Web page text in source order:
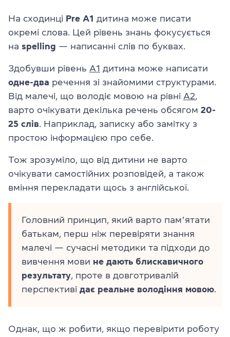
На сходинці Pre A1 дитина може писати
окремі слова. Цей рівень знань фокусується
на spelling — написанні слів по буквах.
Здобувши рівень А1 дитина може написати
одне-два речення зі знайомими структурами.
Від малечі, що володіє мовою на рівні А2,
варто очікувати декілька речень обсягом 20-
25 слів. Наприклад, записку або замітку з
простою інформацією про себе.
Тож зрозуміло, що від дитини не варто
очікувати самостійних розповідей, а також
вміння перекладати щось з англійської.
Головний принцип, який варто памʼятати
батькам, перш ніж перевіряти знання
малечі — сучасні методики та підходи до
вивчення мови не дають блискавичного
результату, проте в довготривалій
перспективі дає реальне володіння мовою.
Однак, що ж робити, якщо перевірити роботу